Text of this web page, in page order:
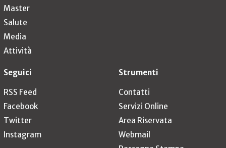
Master
Salute
Media
Attività
Seguici
RSS Feed
Facebook
Twitter
Instagram
Strumenti
Contatti
Servizi Online
Area Riservata
Webmail